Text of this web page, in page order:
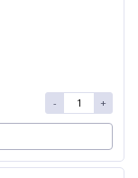
- +